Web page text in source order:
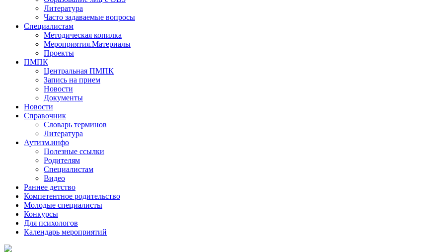
Литература
Часто задаваемые вопросы
Специалистам
Методическая копилка
Мероприятия.Материалы
Проекты
ПМПК
Центральная ПМПК
Запись на прием
Новости
Документы
Новости
Справочник
Словарь терминов
Литература
Аутизм.инфо
Полезные ссылки
Родителям
Специалистам
Видео
Раннее детство
Компетентное родительство
Молодые специалисты
Конкурсы
Для психологов
Календарь мероприятий